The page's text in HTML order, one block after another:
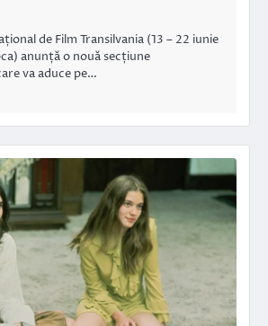
de Film Transilvania (13 – 22 iunie
anunță o nouă secțiune
va aduce pe…